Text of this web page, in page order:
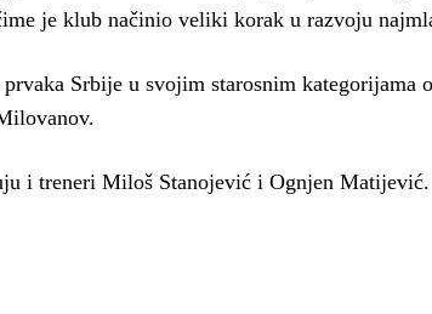
je klub načinio veliki korak u razvoju
Srbije u svojim starosnim kategorijama
i treneri Miloš Stanojević i Ognjen Matijević.